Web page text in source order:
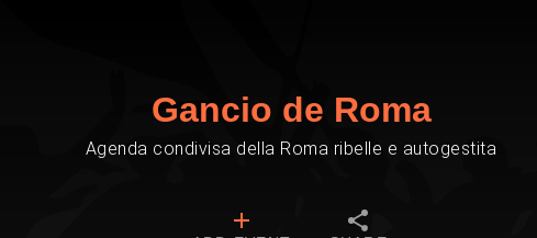
Gancio de Roma
Agenda condivisa della Roma ribelle e autogestita